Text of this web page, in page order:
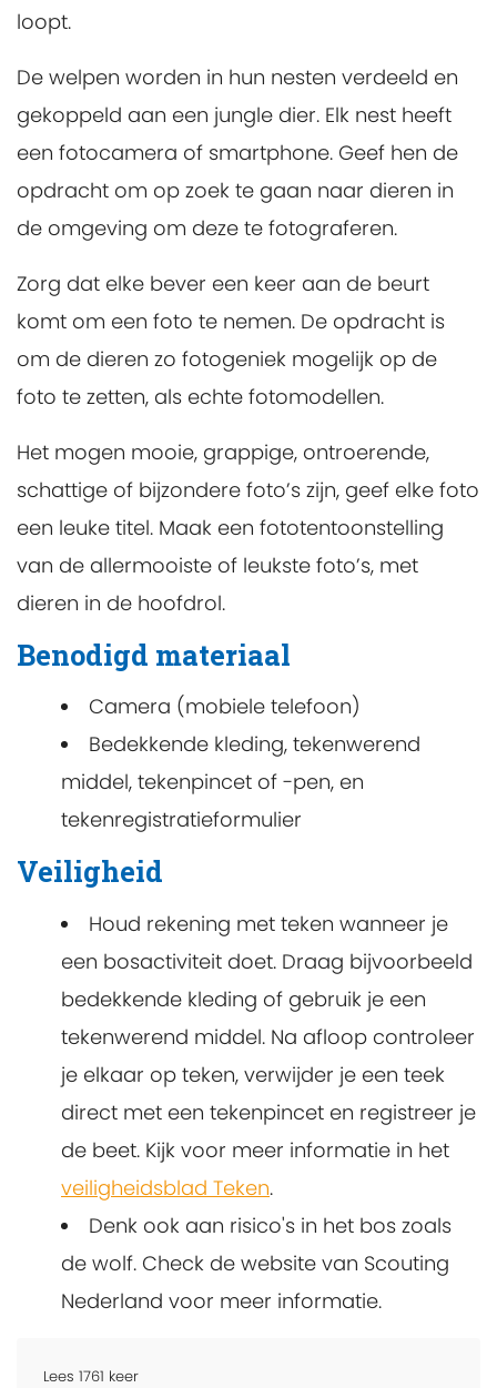
loopt.
De welpen worden in hun nesten verdeeld en
gekoppeld aan een jungle dier. Elk nest heeft
een fotocamera of smartphone. Geef hen de
opdracht om op zoek te gaan naar dieren in
de omgeving om deze te fotograferen.
Zorg dat elke bever een keer aan de beurt
komt om een foto te nemen. De opdracht is
om de dieren zo fotogeniek mogelijk op de
foto te zetten, als echte fotomodellen.
Het mogen mooie, grappige, ontroerende,
schattige of bijzondere foto’s zijn, geef elke foto
een leuke titel. Maak een fototentoonstelling
van de allermooiste of leukste foto’s, met
dieren in de hoofdrol.
Benodigd materiaal
Camera (mobiele telefoon)
Bedekkende kleding, tekenwerend
middel, tekenpincet of -pen, en
tekenregistratieformulier
Veiligheid
Houd rekening met teken wanneer je
een bosactiviteit doet. Draag bijvoorbeeld
bedekkende kleding of gebruik je een
tekenwerend middel. Na afloop controleer
je elkaar op teken, verwijder je een teek
direct met een tekenpincet en registreer je
de beet. Kijk voor meer informatie in het
veiligheidsblad Teken.
Denk ook aan risico's in het bos zoals
de wolf. Check de website van Scouting
Nederland voor meer informatie.
Lees 1761 keer